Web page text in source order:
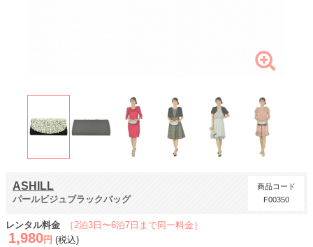
ASHILL
パールビジュブラックバッグ
商品コード
F00350
［2泊3日〜6泊7日まで同一料金］
レンタル料金
1,980 円 (税込)